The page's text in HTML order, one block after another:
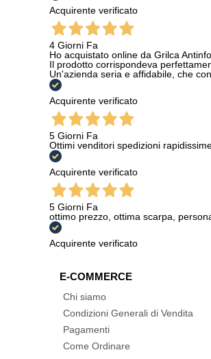
Acquirente verificato
4 Giorni Fa
Ho acquistato online da Grilca
Il prodotto corrispondeva
Un'azienda seria e affidabile, che
Acquirente verificato
5 Giorni Fa
Ottimi venditori spedizioni
Acquirente verificato
5 Giorni Fa
ottimo prezzo, ottima scarpa,
Acquirente verificato
E-COMMERCE
Chi siamo
Condizioni Generali di Vendita
Pagamenti
Come Ordinare